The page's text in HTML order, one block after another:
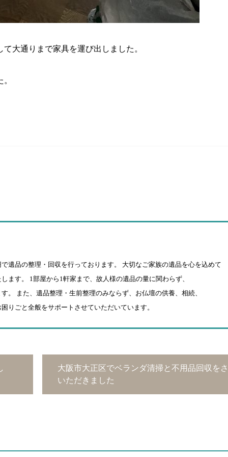
大通りまで家具を運び出しました。
遺品の整理・回収を行っております。 大切なご家族の遺品を心を込めて
ます。 1部屋から1軒家まで、故人様の遺品の量に関わらず、
。 また、遺品整理・生前整理のみならず、お仏壇の供養、相続、
りごと全般をサポートさせていただいています。
大阪市大正区でベランダ清掃と不用品回収を
いただきました